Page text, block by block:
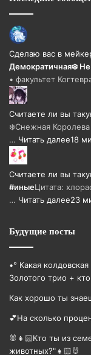
Сделаю вас в
Демократичная❄️ Не
• факультет
Считаете ли вы
❄️Снежная
… Читать далее18
Считаете ли вы
#иныеЦитата:
… Читать далее23
Будущие посты
•° Какая
Золотого трио +
Как хорошо ты
💕На сколько
🐰👧🏻Кто ты из
животных?"👧🏻🐰